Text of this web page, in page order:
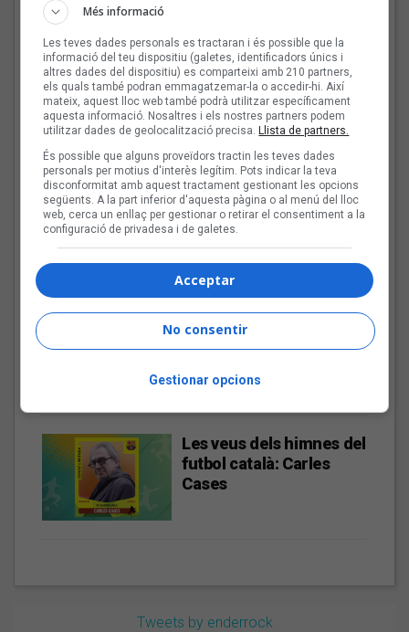
Les veus dels himnes del
futbol català: Miquel
Abras, Mazoni, Sanjosex
i The Gruixut’s
El Sona9 d'estiu d'iCat
descobreix els
concursants balears i
Tot a punt per la Plaça
del Folk 2026
Les veus dels himnes del
futbol català: Carles
Cases
Tweets by enderrock
Més informació
Les teves dades personals es tractaran i és possible que la
informació del teu dispositiu (galetes, identificadors únics i
altres dades del dispositiu) es comparteixi amb 210 partners,
els quals també podran emmagatzemar-la o accedir-hi. Així
mateix, aquest lloc web també podrà utilitzar específicament
aquesta informació. Nosaltres i els nostres partners podem
utilitzar dades de geolocalització precisa. Llista de partners.
És possible que alguns proveïdors tractin les teves dades
personals per motius d'interès legítim. Pots indicar la teva
disconformitat amb aquest tractament gestionant les opcions
següents. A la part inferior d'aquesta pàgina o al menú del lloc
web, cerca un enllaç per gestionar o retirar el consentiment a la
configuració de privadesa i de galetes.
Acceptar
No consentir
Gestionar opcions